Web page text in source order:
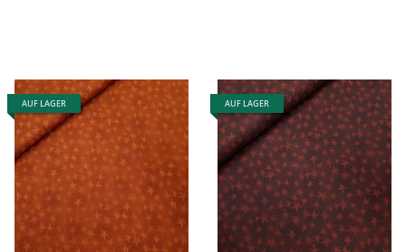
AUF LAGER AUF LAGER